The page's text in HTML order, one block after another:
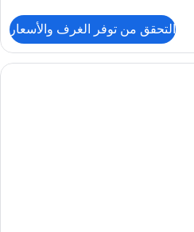
التحقق من توفر الغرف والأسعار
أغطية فراش متميزة وميني بار وخزنة